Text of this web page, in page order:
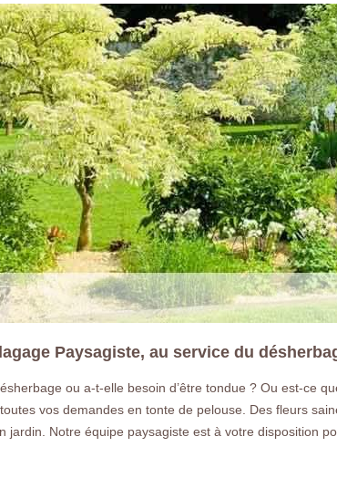
Nos
Paysagiste, au service du
ou a-t-elle besoin d’être tondue ? Ou est-ce
vos demandes en tonte de pelouse. Des fleurs
jardin. Notre équipe paysagiste est à votre disposition